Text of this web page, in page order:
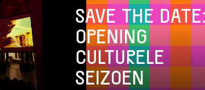
SAVE THE DATE:
OPENING
CULTURELE
SEIZOEN